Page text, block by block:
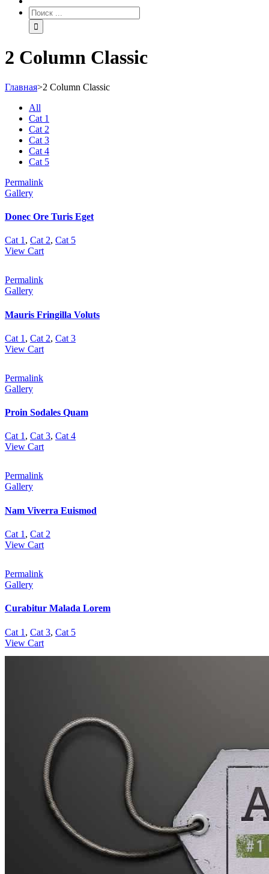
2 Column Classic
Главная>2 Column Classic
All
Cat 1
Cat 2
Cat 3
Cat 4
Cat 5
Permalink
Gallery
Donec Ore Turis Eget
Cat 1, Cat 2, Cat 5
View Cart
Permalink
Gallery
Mauris Fringilla Voluts
Cat 1 , Cat 2, Cat 3
View Cart
Permalink
Gallery
Proin Sodales Quam
Cat 1, Cat 3, Cat 4
View Cart
Permalink
Gallery
Nam Viverra Euismod
Cat 1 , Cat 2
View Cart
Permalink
Gallery
Curabitur Malada Lorem
Cat 1 , Cat 3, Cat 5
View Cart